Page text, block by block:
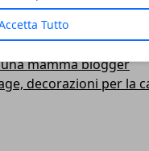
Tutto
mamma blogger
decorazioni per la